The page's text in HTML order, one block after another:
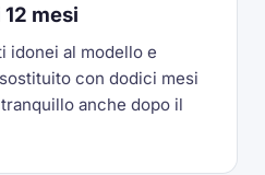
mesi
idonei al modello e
con dodici mesi
anche dopo il